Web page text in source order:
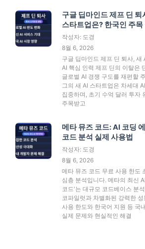
구글 딥마인드 제프 딘 퇴
스타트업은? 한국인 주
작성자: 도경
8월 6, 2026
구글 딥마인드 제프 딘 퇴사, 새
AI 핵심 인력 제프 딘의 이탈은
글로벌 AI 경쟁 구도를 재편할
그의 새 AI 스타트업은 차세대
집중하며, 초기 수억 달러 투자
주목받고
메타 뮤즈 코드: AI 코딩
코드 분석 실제 사용법
작성자: 도경
8월 6, 2026
메타 뮤즈 코드 무료 사용 한도
심층 분석입니다. 메타의 최신
코드'는 대규모 코드베이스 분
코파일럿과 차별화된 강력한
사용 한도와 한국어 지원 등 국
실제 문제와 현실적인 해결